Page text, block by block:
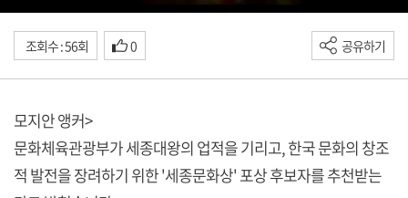
조회수 : 56회 0 공유하기
모지안 앵커>
문화체육관광부가 세종대왕의 업적을 기리고, 한국 문화의 창조
적 발전을 장려하기 위한 '세종문화상' 포상 후보자를 추천받는